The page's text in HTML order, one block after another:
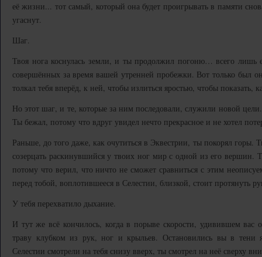
её жизни... тот самый, который она будет проигрывать в памяти
угаснут.
Шаг.
Твоя нога коснулась земли, и ты продолжил погоню… всего лишь
совершённых за время вашей утренней пробежки. Вот только был
толкал тебя вперёд, к ней, чтобы излиться яростью, чтобы показать,
Но этот шаг, и те, которые за ним последовали, служили новой
Ты бежал, потому что вдруг увидел нечто прекрасное и не хотел
Раньше, до того даже, как очутиться в Эквестрии, ты покорял горы.
созерцать раскинувшийся у твоих ног мир с одной из его вершин.
потому что верил, что ничто не сможет сравниться с этим
перед тобой, воплотившееся в Селестии, близкой, стоит протянуть
У тебя перехватило дыхание.
И тут же всё кончилось, когда в порыве скорости, удивившем вас
траву клубком из рук, ног и крыльев. Остановились вы в тени
Селестии смотрели на тебя снизу вверх, ты смотрел на неё сверху